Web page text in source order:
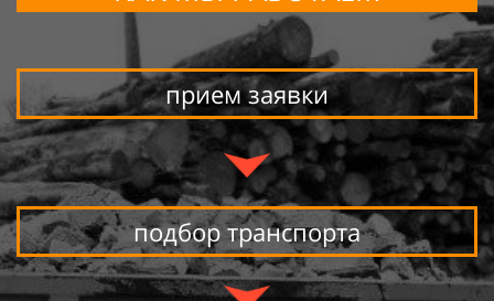
прием заявки
подбор транспорта